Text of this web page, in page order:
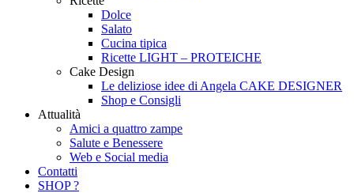
Dolce
Salato
Cucina tipica
Ricette LIGHT – PROTEICHE
Cake Design
Le deliziose idee di Angela CAKE DESIGNER
Shop e Consigli
Attualità
Amici a quattro zampe
Salute e Benessere
Web e Social media
Contatti
SHOP ?